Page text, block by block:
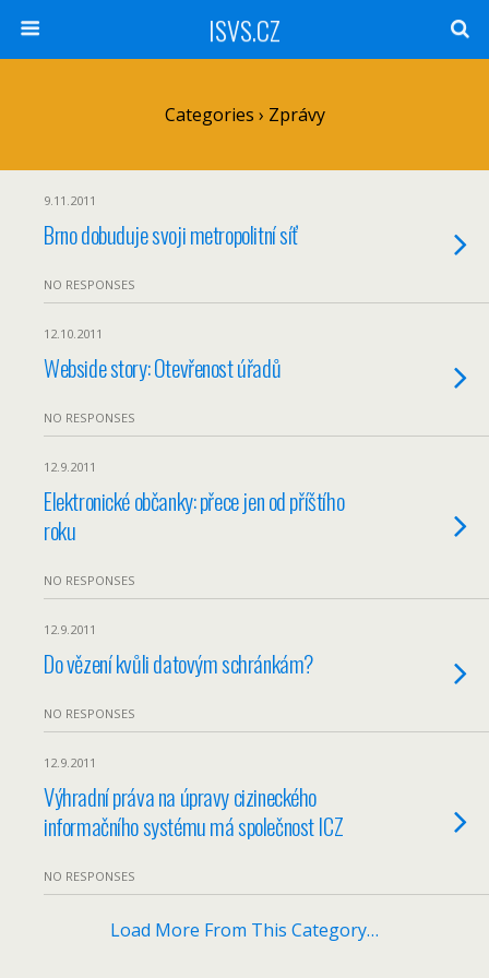
ISVS.CZ
Categories › Zprávy
9.11.2011
Brno dobuduje svoji metropolitní síť
NO RESPONSES
12.10.2011
Webside story: Otevřenost úřadů
NO RESPONSES
12.9.2011
Elektronické občanky: přece jen od příštího
roku
NO RESPONSES
12.9.2011
Do vězení kvůli datovým schránkám?
NO RESPONSES
12.9.2011
Výhradní práva na úpravy cizineckého
informačního systému má společnost ICZ
NO RESPONSES
Load More From This Category…